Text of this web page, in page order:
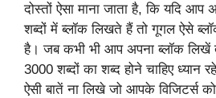
दोस्तों ऐसा माना जाता है, कि यदि आप
शब्दों में ब्लॉक लिखते हैं तो गूगल ऐसे
है। जब कभी भी आप अपना ब्लॉक
3000 शब्दों का शब्द होने चाहिए
ऐसी बातें ना लिखे जो आपके विजिटर्स